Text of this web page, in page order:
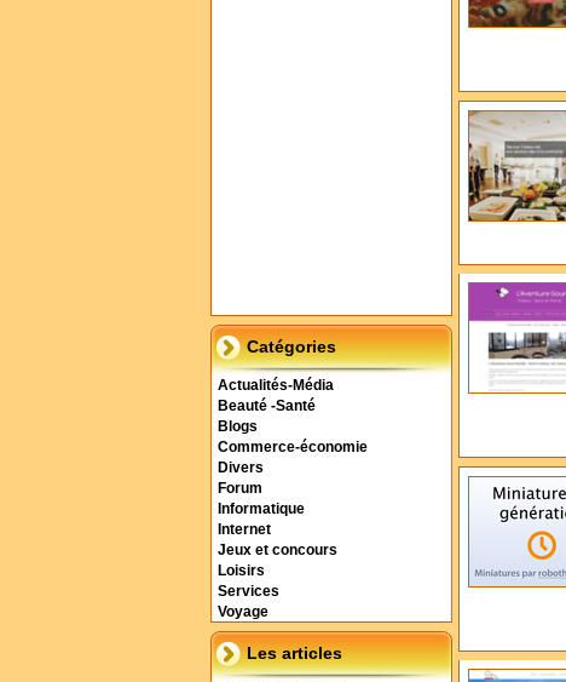
Catégories
Actualités-Média
Beauté -Santé
Blogs
Commerce-économie
Divers
Forum
Informatique
Internet
Jeux et concours
Loisirs
Services
Voyage
Les articles